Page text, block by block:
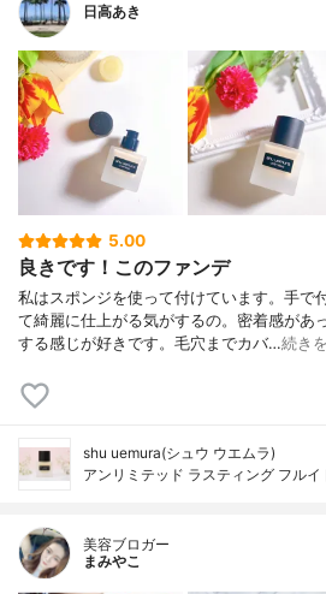
日高あき
5.00
良きです！このファンデ
私はスポンジを使って付けています。手で
て綺麗に仕上がる気がするの。密着感があ
する感じが好きです。毛穴までカバ…続き
shu uemura(シュウ ウエムラ)
アンリミテッド ラスティング フルイ
美容ブロガー
まみやこ